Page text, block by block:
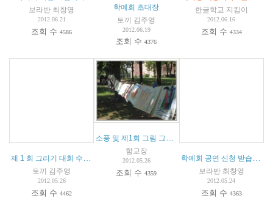
보라반 최창영
2012.06.21
조회 수4586
학예회 초대장
토끼 김주영
2012.06.19
조회 수4376
한글학교 지킴이
2012.06.16
조회 수 4334
제 1 회 그리기 대회 수상자 명단
토끼 김주영
2012.05.26
조회 수4462
소풍 및 제1회 그림 그리기대회를 마치고...
함교장
2012.05.26
조회 수4359
학예회 공연 신청 받습니다.
보라반 최창영
2012.05.24
조회 수 4363